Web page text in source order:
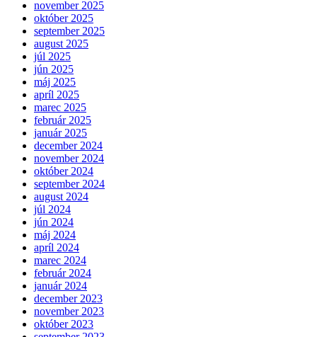
november 2025
október 2025
september 2025
august 2025
júl 2025
jún 2025
máj 2025
apríl 2025
marec 2025
február 2025
január 2025
december 2024
november 2024
október 2024
september 2024
august 2024
júl 2024
jún 2024
máj 2024
apríl 2024
marec 2024
február 2024
január 2024
december 2023
november 2023
október 2023